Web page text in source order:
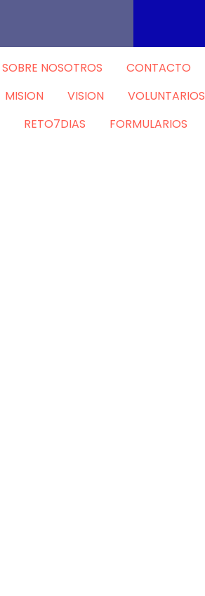
SOBRE NOSOTROS CONTACTO
MISION
VISION VOLUNTARIOS
RETO7DIAS FORMULARIOS